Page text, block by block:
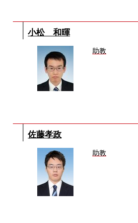
小松 和暉
助教
佐藤孝政
助教